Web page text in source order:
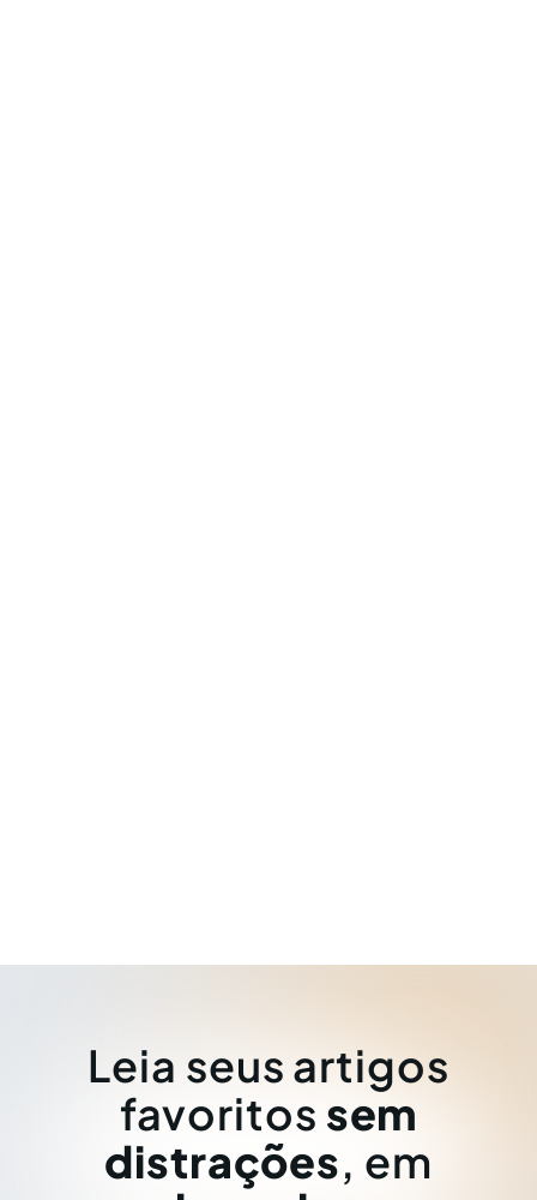
Leia seus artigos
favoritos sem
distrações, em